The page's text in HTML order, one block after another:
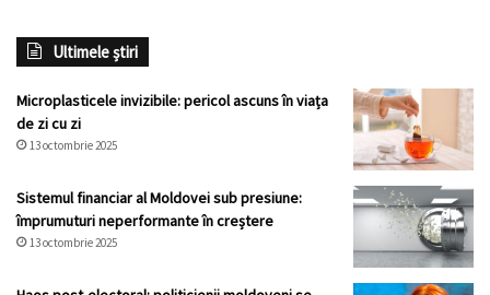
Ultimele știri
Microplasticele invizibile: pericol ascuns în viața
de zi cu zi
13 octombrie 2025
Sistemul financiar al Moldovei sub presiune:
împrumuturi neperformante în creștere
13 octombrie 2025